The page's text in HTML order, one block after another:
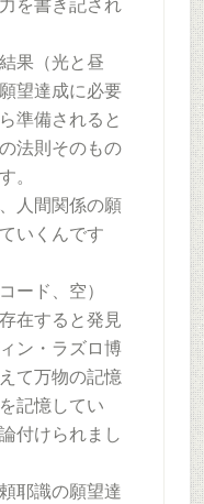
を書き記され
果（光と昼
望達成に必要
準備されると
法則そのもの
。
人間関係の願
いくんです
ード、空）
在すると発見
ン・ラズロ博
て万物の記憶
記憶してい
付けられまし
耶識の願望達